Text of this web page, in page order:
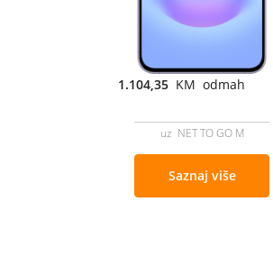
1.104,35 KM odmah
uz NET TO GO M
Saznaj više